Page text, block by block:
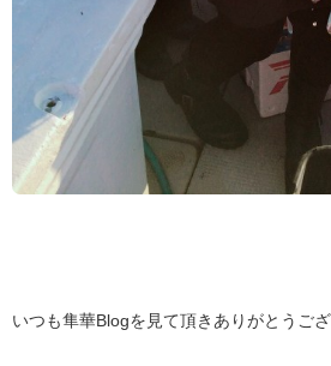
いつも隼華Blogを見て頂きありがとうご